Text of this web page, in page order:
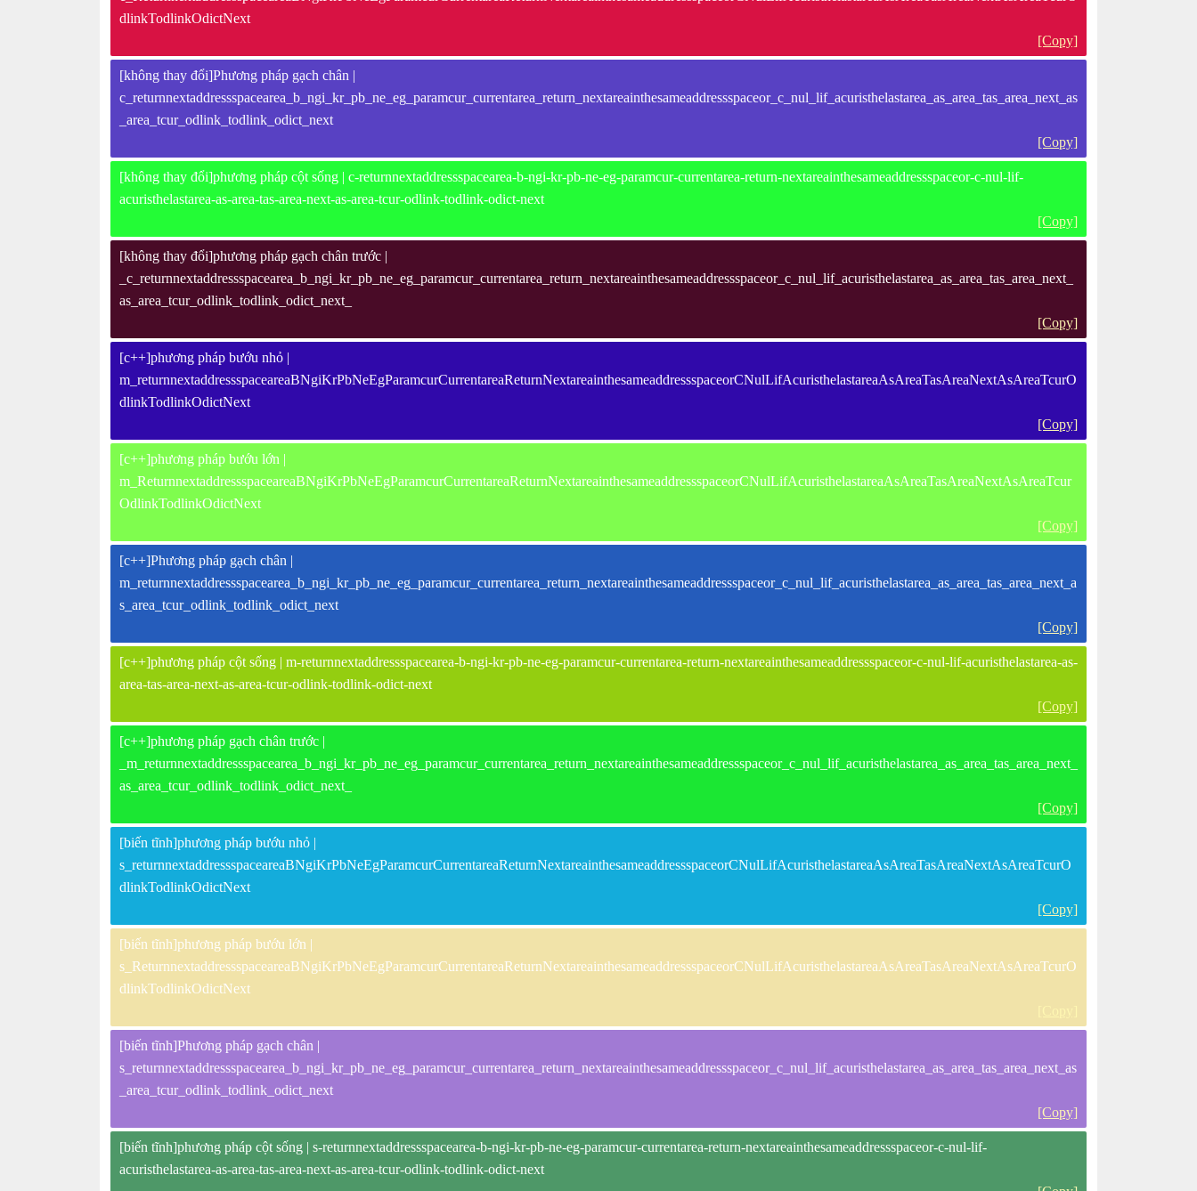
dlinkTodlinkOdictNext
[Copy]
[không thay đổi]Phương pháp gạch chân |
c_returnnextaddressspacearea_b_ngi_kr_pb_ne_eg_paramcur_currentarea_return_nextareainthesameaddressspaceor_c_nul_lif_acuristhelastarea_as_area_tas_area_next_as
_area_tcur_odlink_todlink_odict_next
[Copy]
[không thay đổi]phương pháp cột sống | c-returnnextaddressspacearea-b-ngi-kr-pb-ne-eg-paramcur-currentarea-return-nextareainthesameaddressspaceor-c-nul-lif-
acuristhelastarea-as-area-tas-area-next-as-area-tcur-odlink-todlink-odict-next
[Copy]
[không thay đổi]phương pháp gạch chân trước |
_c_returnnextaddressspacearea_b_ngi_kr_pb_ne_eg_paramcur_currentarea_return_nextareainthesameaddressspaceor_c_nul_lif_acuristhelastarea_as_area_tas_area_next_
as_area_tcur_odlink_todlink_odict_next_
[Copy]
[c++]phương pháp bướu nhỏ |
m_returnnextaddressspaceareaBNgiKrPbNeEgParamcurCurrentareaReturnNextareainthesameaddressspaceorCNulLifAcuristhelastareaAsAreaTasAreaNextAsAreaTcurO
dlinkTodlinkOdictNext
[Copy]
[c++]phương pháp bướu lớn |
m_ReturnnextaddressspaceareaBNgiKrPbNeEgParamcurCurrentareaReturnNextareainthesameaddressspaceorCNulLifAcuristhelastareaAsAreaTasAreaNextAsAreaTcur
OdlinkTodlinkOdictNext
[Copy]
[c++]Phương pháp gạch chân |
m_returnnextaddressspacearea_b_ngi_kr_pb_ne_eg_paramcur_currentarea_return_nextareainthesameaddressspaceor_c_nul_lif_acuristhelastarea_as_area_tas_area_next_a
s_area_tcur_odlink_todlink_odict_next
[Copy]
[c++]phương pháp cột sống | m-returnnextaddressspacearea-b-ngi-kr-pb-ne-eg-paramcur-currentarea-return-nextareainthesameaddressspaceor-c-nul-lif-acuristhelastarea-as-
area-tas-area-next-as-area-tcur-odlink-todlink-odict-next
[Copy]
[c++]phương pháp gạch chân trước |
_m_returnnextaddressspacearea_b_ngi_kr_pb_ne_eg_paramcur_currentarea_return_nextareainthesameaddressspaceor_c_nul_lif_acuristhelastarea_as_area_tas_area_next_
as_area_tcur_odlink_todlink_odict_next_
[Copy]
[biến tĩnh]phương pháp bướu nhỏ |
s_returnnextaddressspaceareaBNgiKrPbNeEgParamcurCurrentareaReturnNextareainthesameaddressspaceorCNulLifAcuristhelastareaAsAreaTasAreaNextAsAreaTcurO
dlinkTodlinkOdictNext
[Copy]
[biến tĩnh]phương pháp bướu lớn |
s_ReturnnextaddressspaceareaBNgiKrPbNeEgParamcurCurrentareaReturnNextareainthesameaddressspaceorCNulLifAcuristhelastareaAsAreaTasAreaNextAsAreaTcurO
dlinkTodlinkOdictNext
[biến tĩnh]Phương pháp gạch chân |
s_returnnextaddressspacearea_b_ngi_kr_pb_ne_eg_paramcur_currentarea_return_nextareainthesameaddressspaceor_c_nul_lif_acuristhelastarea_as_area_tas_area_next_as
_area_tcur_odlink_todlink_odict_next
[Copy]
[biến tĩnh]phương pháp cột sống | s-returnnextaddressspacearea-b-ngi-kr-pb-ne-eg-paramcur-currentarea-return-nextareainthesameaddressspaceor-c-nul-lif-
acuristhelastarea-as-area-tas-area-next-as-area-tcur-odlink-todlink-odict-next